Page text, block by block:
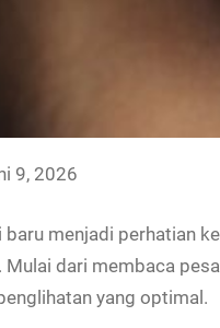
9, 2026
menjadi perhatian
dari membaca
yang optimal.